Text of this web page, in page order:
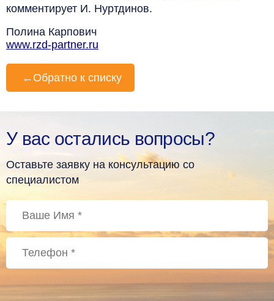
комментирует И. Нуртдинов.
Полина Карпович
www.rzd-partner.ru
← Обратно к списку
У вас остались вопросы?
Оставьте заявку на консультацию со
специалистом